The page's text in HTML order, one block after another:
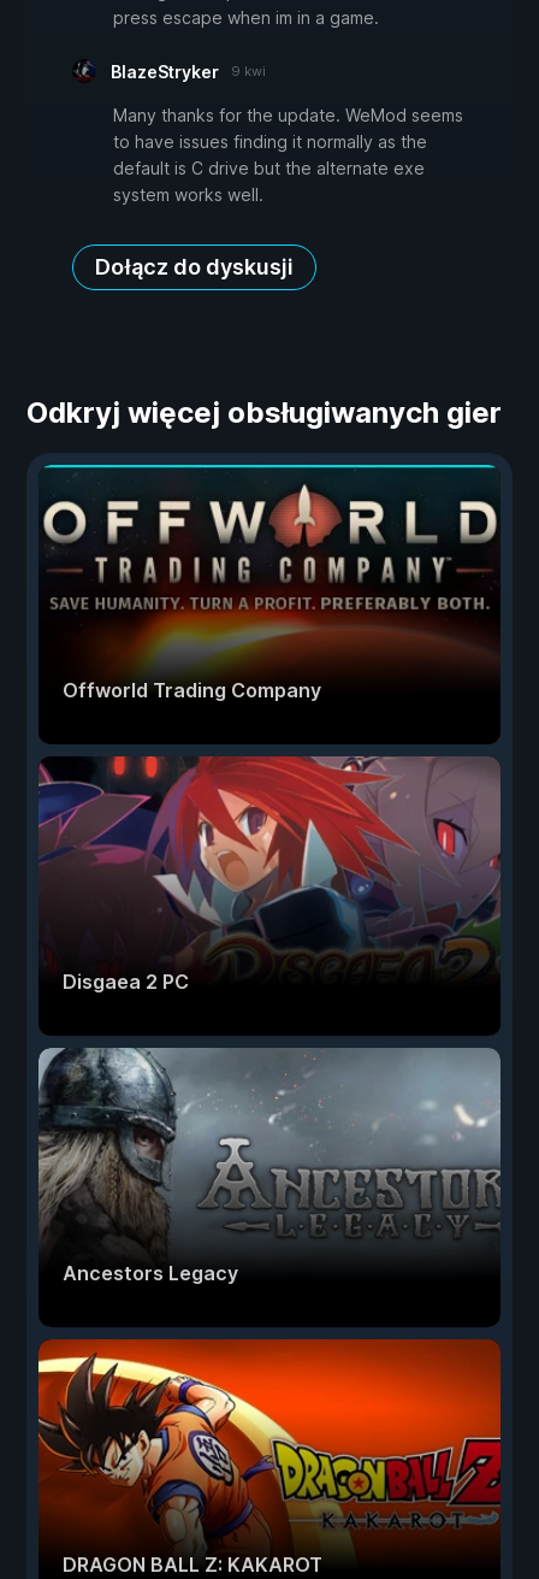
press escape when im in a game.
BlazeStryker 9 kwi
Many thanks for the update. WeMod seems
to have issues finding it normally as the
default is C drive but the alternate exe
system works well.
Dołącz do dyskusji
Odkryj więcej obsługiwanych gier
Offworld Trading Company
Disgaea 2 PC
Ancestors Legacy
DRAGON BALL Z: KAKAROT